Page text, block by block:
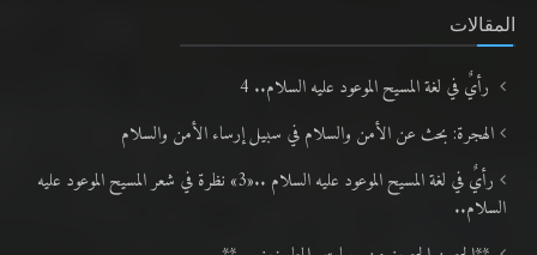
المقالات
رأيٌ في لغة المسيح الموعود عليه السلام.. 4
الهجرة: بحث عن الأمن والسلام في سبيل إرساء الأمن والسلام
رأيٌ في لغة المسيح الموعود عليه السلام ..«3» نظرة في شعر المسيح الموعود عليه
السلام..